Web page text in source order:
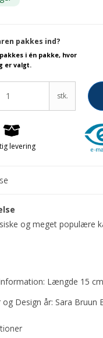
pakkes ind?
i én pakke, hvor
er valgt.
stk.
levering
og meget populære
Længde 15
og Design år: Sara Bruun